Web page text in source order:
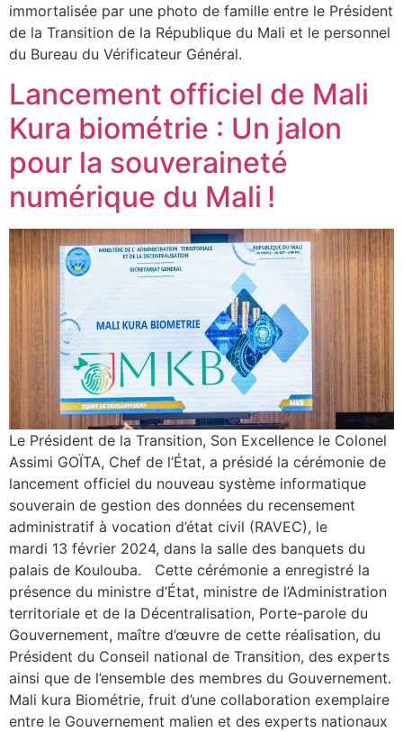
immortalisée par une photo de famille entre le Président
de la Transition de la République du Mali et le personnel
du Bureau du Vérificateur Général.
Lancement officiel de Mali
Kura biométrie : Un jalon
pour la souveraineté
numérique du Mali !
Le Président de la Transition, Son Excellence le Colonel
Assimi GOÏTA, Chef de l’État, a présidé la cérémonie de
lancement officiel du nouveau système informatique
souverain de gestion des données du recensement
administratif à vocation d’état civil (RAVEC), le
mardi 13 février 2024, dans la salle des banquets du
palais de Koulouba. Cette cérémonie a enregistré la
présence du ministre d’État, ministre de l’Administration
territoriale et de la Décentralisation, Porte-parole du
Gouvernement, maître d’œuvre de cette réalisation, du
Président du Conseil national de Transition, des experts
ainsi que de l’ensemble des membres du Gouvernement.
Mali kura Biométrie, fruit d’une collaboration exemplaire
entre le Gouvernement malien et des experts nationaux